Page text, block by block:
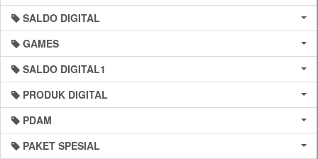
SALDO DIGITAL
GAMES
SALDO DIGITAL1
PRODUK DIGITAL
PDAM
PAKET SPESIAL